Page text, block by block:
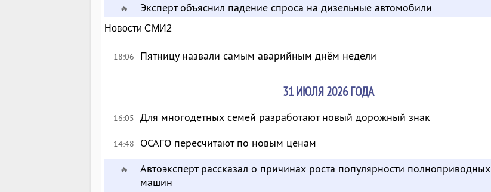
🔥 Эксперт объяснил падение спроса на дизельные автомобили
Новости СМИ2
18:06 Пятницу назвали самым аварийным днём недели
31 ИЮЛЯ 2026 ГОДА
16:05 Для многодетных семей разработают новый дорожный знак
14:48 ОСАГО пересчитают по новым ценам
🔥
Автоэксперт рассказал о причинах роста популярности полноприводных
машин